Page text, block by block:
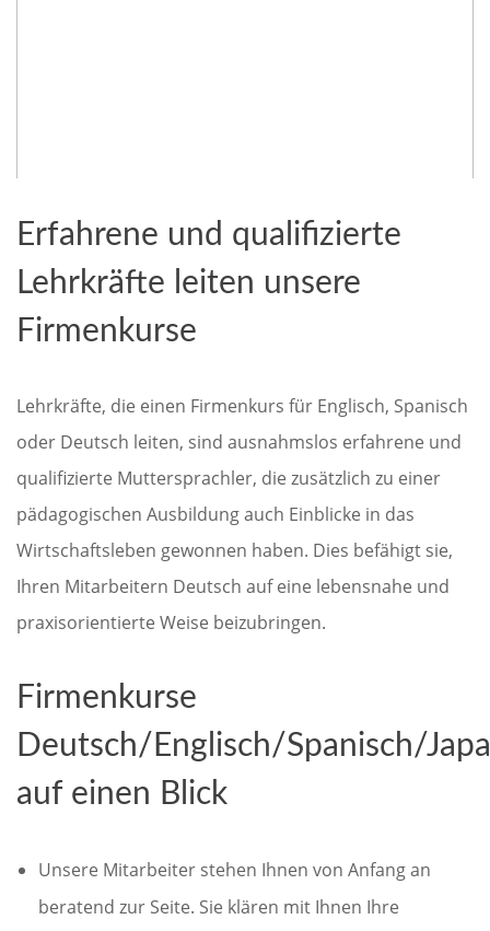
Erfahrene und qualifizierte
Lehrkräfte leiten unsere
Firmenkurse
Lehrkräfte, die einen Firmenkurs für Englisch, Spanisch
oder Deutsch leiten, sind ausnahmslos erfahrene und
qualifizierte Muttersprachler, die zusätzlich zu einer
pädagogischen Ausbildung auch Einblicke in das
Wirtschaftsleben gewonnen haben. Dies befähigt sie,
Ihren Mitarbeitern Deutsch auf eine lebensnahe und
praxisorientierte Weise beizubringen.
Firmenkurse
Deutsch/Englisch/Spanisch/
auf einen Blick
Unsere Mitarbeiter stehen Ihnen von Anfang an
beratend zur Seite. Sie klären mit Ihnen Ihre